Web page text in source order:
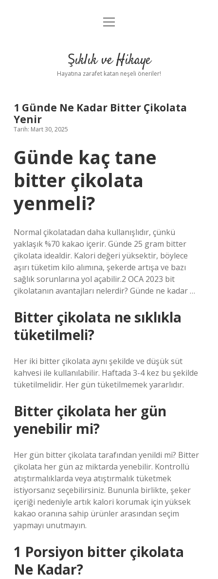
Anasayfa
Yasal Uyarı
menüyü
Şıklık ve Hikaye
Hayatına zarafet katan neşeli öneriler!
1 Günde Ne Kadar Bitter Çikolata
Yenir
Tarih: Mart 30, 2025
Günde kaç tane
bitter çikolata
yenmeli?
Normal çikolatadan daha kullanışlıdır, çünkü
yaklaşık %70 kakao içerir. Günde 25 gram bitter
çikolata idealdir. Kalori değeri yüksektir, böylece
aşırı tüketim kilo alımına, şekerde artışa ve bazı
sağlık sorunlarına yol açabilir.2 OCA 2023 bit
çikolatanın avantajları nelerdir? Günde ne kadar …
Bitter çikolata ne sıklıkla
tüketilmeli?
Her iki bitter çikolata aynı şekilde ve düşük süt
kahvesi ile kullanılabilir. Haftada 3-4 kez bu şekilde
tüketilmelidir. Her gün tüketilmemek yararlıdır.
Bitter çikolata her gün
yenebilir mi?
Her gün bitter çikolata tarafından yenildi mi? Bitter
çikolata her gün az miktarda yenebilir. Kontrollü
atıştırmalıklarda veya atıştırmalık tüketmek
istiyorsanız seçebilirsiniz. Bununla birlikte, şeker
içeriği nedeniyle artık kalori korumak için yüksek
kakao oranına sahip ürünler arasından seçim
yapmayı unutmayın.
1 Porsiyon bitter çikolata
Ne Kadar?